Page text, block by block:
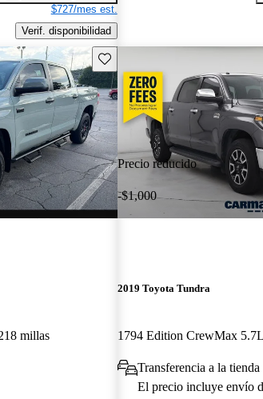
$727/mes est.
Verif. disponibilidad
Guarda este Aviso
millas
Precio reducido
-$1,000
2019 Toyota Tundra
1794 Edition CrewMax
Transferencia a la
El precio incluye envío